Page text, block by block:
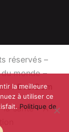
réservés –
monde –
: EvolCom
la santé – A
la meilleure
à utiliser ce
Politique de